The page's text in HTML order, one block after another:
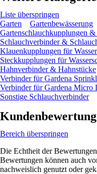
Liste überspringen
Garten
Gartenbewässerung
Gartenschlauchkupplungen &
Schlauchverbinder &
Klauenkupplungen für
Steckkupplungen für
Hahnverbinder & Hahnstücke
Verbinder für Gardena
Verbinder für Gardena Micro
Sonstige Schlauchverbinder
Bereich überspringen
Die Echtheit der
Bewertungen können auch
nachweislich genutzt oder